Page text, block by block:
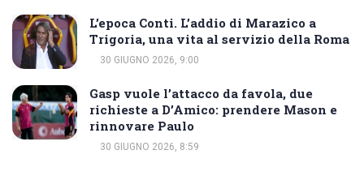
L’epoca Conti. L’addio di Marazico a
Trigoria, una vita al servizio della Roma
30 GIUGNO 2026, 9:00
Gasp vuole l’attacco da favola, due
richieste a D’Amico: prendere Mason e
rinnovare Paulo
30 GIUGNO 2026, 8:59